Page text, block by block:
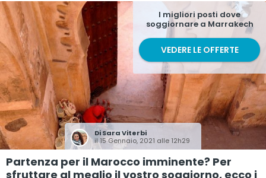
DiSara Viterbi
il 15 Gennaio, 2021 alle 12h29
I migliori posti dove
soggiornare a Marrakech
VEDERE LE OFFERTE
Partenza per il Marocco imminente? Per
sfruttare al meglio il vostro soggiorno, ecco i